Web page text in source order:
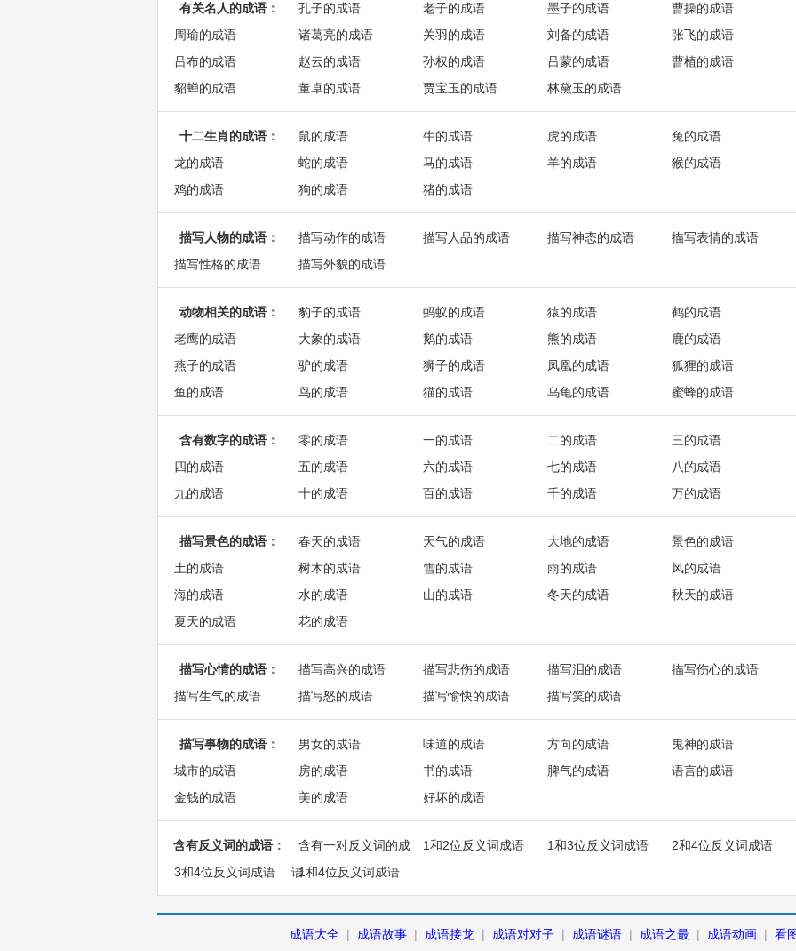
有关名人的成语 ： 孔子的成语 老子的成语 墨子的成语
曹操的成语
周瑜的成语
诸葛亮的成语 关羽的成语 刘备的成语
张飞的成语
吕布的成语
赵云的成语 孙权的成语 吕蒙的成语
曹植的成语
貂蝉的成语
董卓的成语 贾宝玉的成语 林黛玉的成语
十二生肖的成语 ： 鼠的成语 牛的成语 虎的成语
兔的成语
龙的成语
蛇的成语 马的成语 羊的成语
猴的成语
鸡的成语
狗的成语 猪的成语
描写人物的成语 ： 描写动作的成语 描写人品的成语 描写神态的成语
描写表情的成语
描写性格的成语
描写外貌的成语
动物相关的成语 ： 豹子的成语 蚂蚁的成语 猿的成语
鹤的成语
老鹰的成语
大象的成语 鹅的成语 熊的成语
鹿的成语
燕子的成语
驴的成语 狮子的成语 凤凰的成语
狐狸的成语
鱼的成语
鸟的成语 猫的成语 乌龟的成语 蜜蜂的成语
含有数字的成语 ： 零的成语 一的成语 二的成语
三的成语
四的成语
五的成语 六的成语 七的成语
八的成语
九的成语
十的成语 百的成语 千的成语 万的成语
描写景色的成语 ： 春天的成语 天气的成语 大地的成语
景色的成语
土的成语
树木的成语 雪的成语 雨的成语
风的成语
海的成语
水的成语 山的成语 冬天的成语
秋天的成语
夏天的成语
花的成语
描写心情的成语 ： 描写高兴的成语 描写悲伤的成语 描写泪的成语
描写伤心的成语
描写生气的成语
描写怒的成语 描写愉快的成语 描写笑的成语
描写事物的成语 ： 男女的成语 味道的成语 方向的成语
鬼神的成语
城市的成语
房的成语 书的成语 脾气的成语
语言的成语
金钱的成语
美的成语 好坏的成语
含有反义词的成语 ：
含有一对反义词的成
语
1和2位反义词成语 1和3位反义词成语
2和4位反义词成语
3和4位反义词成语
1和4位反义词成语
成语大全 | 成语故事 | 成语接龙 | 成语对对子 | 成语谜语 | 成语之最 | 成语动画 | 看